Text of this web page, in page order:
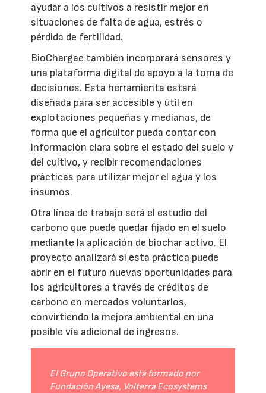
ayudar a los cultivos a resistir mejor en
situaciones de falta de agua, estrés o
pérdida de fertilidad.
BioChargae también incorporará sensores y
una plataforma digital de apoyo a la toma de
decisiones. Esta herramienta estará
diseñada para ser accesible y útil en
explotaciones pequeñas y medianas, de
forma que el agricultor pueda contar con
información clara sobre el estado del suelo y
del cultivo, y recibir recomendaciones
prácticas para utilizar mejor el agua y los
insumos.
Otra línea de trabajo será el estudio del
carbono que puede quedar fijado en el suelo
mediante la aplicación de biochar activo. El
proyecto analizará si esta práctica puede
abrir en el futuro nuevas oportunidades para
los agricultores a través de créditos de
carbono en mercados voluntarios,
convirtiendo la mejora ambiental en una
posible vía adicional de ingresos.
El Grupo Operativo está formado por
Fundación Ayesa, Volterra Ecosystems